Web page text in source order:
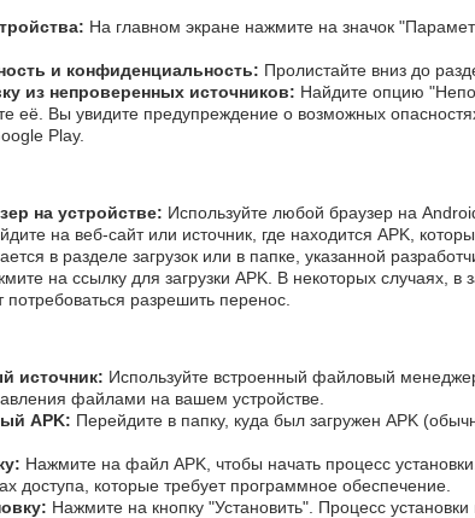
На главном экране нажмите на значок
и конфиденциальность: Пролистайте вниз до
из непроверенных источников: Найдите опцию
её. Вы увидите предупреждение о возможных
Play.
на устройстве: Используйте любой браузер на
на веб-сайт или источник, где находится APK,
в разделе загрузок или в папке, указанной
на ссылку для загрузки APK. В некоторых случаях, в
разрешить перенос.
источник: Используйте встроенный файловый
файлами на вашем устройстве.
APK: Перейдите в папку, куда был загружен APK
Нажмите на файл APK, чтобы начать процесс
доступа, которые требует программное обеспечение.
Нажмите на кнопку "Установить". Процесс